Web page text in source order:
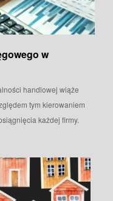
w
handlowej wiąże
tym kierowaniem
każdej firmy.